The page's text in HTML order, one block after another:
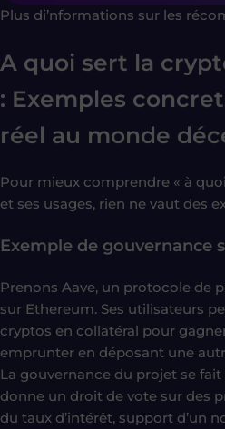
Plus di’nformations sur les
A quoi sert la
: Exemples
réel au monde
Pour mieux comprendre « à
et ses usages, rien ne vaut des
Exemple de gouvernance
Prenons Aave, un protocole de
sur Ethereum. Ses utilisateurs
cryptos en collatéral pour
emprunter en déposant une
La gouvernance du projet se fait
donne un droit de vote sur des
du taux d’intérêt, support d’un